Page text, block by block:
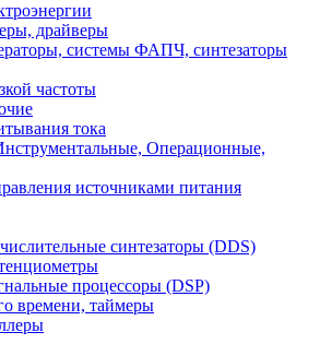
драйверы
системы ФАПЧ, синтезаторы
частоты
тока
Операционные,
источниками питания
синтезаторы (DDS)
процессоры (DSP)
времени, таймеры